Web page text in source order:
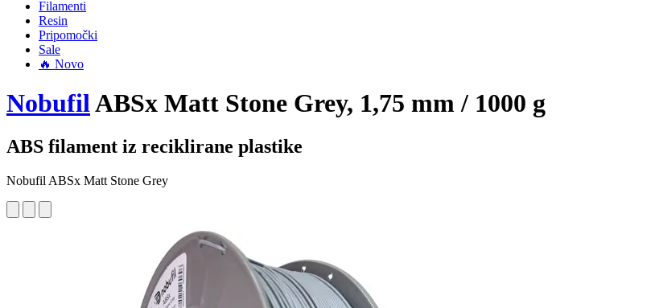
Filamenti
Resin
Pripomočki
Sale
🔥 Novo
NobufilABSx Matt Stone Grey, 1,75 mm / 1000 g
ABS filament iz reciklirane plastike
Nobufil ABSx Matt Stone Grey